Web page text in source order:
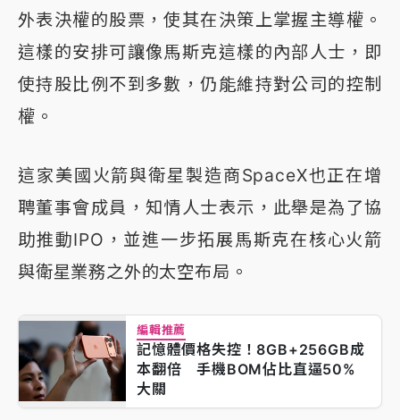
外表決權的股票，使其在決策上掌握主導權。
這樣的安排可讓像馬斯克這樣的內部人士，即
使持股比例不到多數，仍能維持對公司的控制
權。
這家美國火箭與衛星製造商SpaceX也正在增
聘董事會成員，知情人士表示，此舉是為了協
助推動IPO，並進一步拓展馬斯克在核心火箭
與衛星業務之外的太空布局。
編輯推薦
記憶體價格失控！8GB+256GB成
本翻倍 手機BOM佔比直逼50%
大關